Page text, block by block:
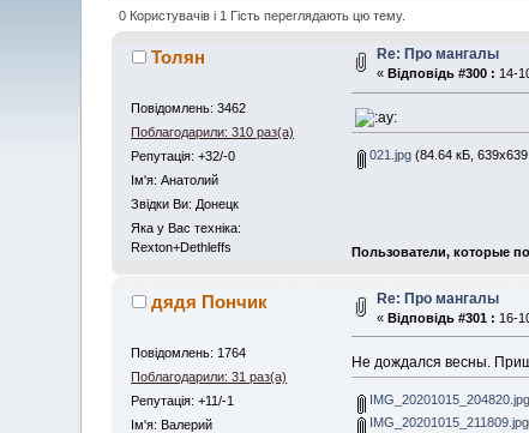
0 Користувачів і 1 Гість переглядають цю тему.
Толян
Повідомлень: 3462
Поблагодарили: 310 раз(а)
Репутація: +32/-0
Iм'я: Анатолий
Звідки Ви: Донецк
Яка у Вас техніка:
Rexton+Dethleffs
Re: Про мангалы
«Відповідь #300 : 14-
021.jpg (84.64 кБ,
Пользователи, которые
дядя Пончик
Повідомлень: 1764
Поблагодарили: 31 раз(а)
Репутація: +11/-1
Iм'я: Валерий
Re: Про мангалы
«Відповідь #301 : 16-
Не дождался весны.
IMG_20201015_204820.jpg
IMG_20201015_211809.jpg